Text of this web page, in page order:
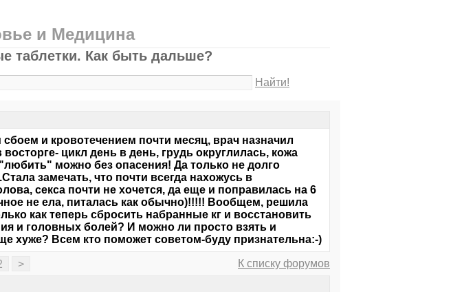
и Медицина
таблетки. Как быть дальше?
Найти!
и кровотечением почти месяц, врач назначил
цикл день в день, грудь округлилась, кожа
можно без опасения! Да только не долго
замечать, что почти всегда нахожусь в
секса почти не хочется, да еще и поправилась на 6
не ела, питалась как обычно)!!!!! Вообщем, решила
как теперь сбросить набранные кг и восстановить
и головных болей? И можно ли просто взять и
хуже? Всем кто поможет советом-буду признательна:-)
>
К списку форумов